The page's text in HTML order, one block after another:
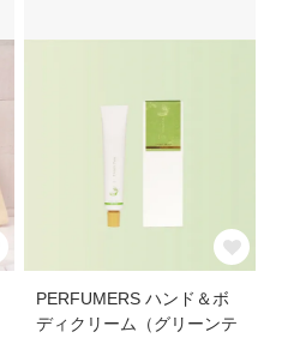
PERFUMERS ハンド＆ボ
ディクリーム（グリーンテ